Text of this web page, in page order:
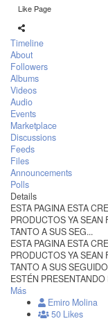
Like Page
Timeline
About
Followers
Albums
Videos
Audio
Events
Marketplace
Discussions
Feeds
Files
Announcements
Polls
Details
ESTA PAGINA ESTA
PRODUCTOS YA SEAN
TANTO A SUS SEG...
ESTA PAGINA ESTA
PRODUCTOS YA SEAN
TANTO A SUS
ESTÉN
Más
Emiro Molina
50 Likes